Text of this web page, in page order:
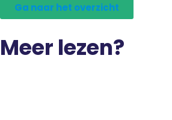
Ga naar het overzicht
Meer lezen?